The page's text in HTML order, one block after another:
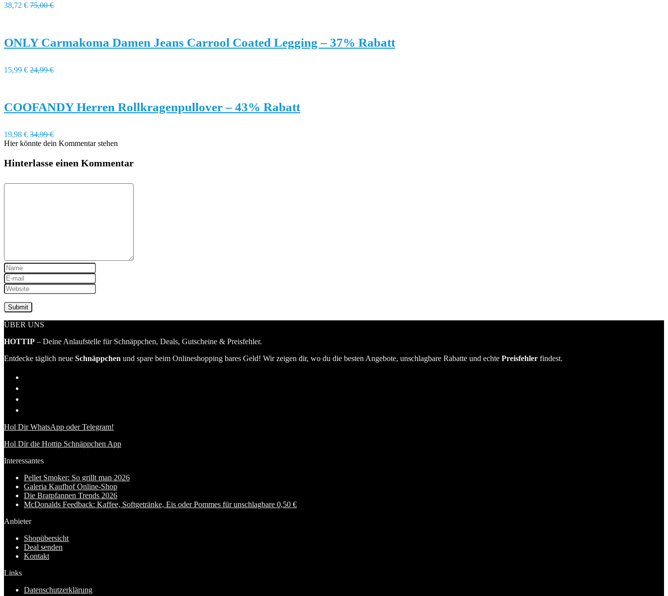
38,72 € 75,00 €
ONLY Carmakoma Damen Jeans Carrool Coated Legging – 37% Rabatt
15,99 € 24,99 €
COOFANDY Herren Rollkragenpullover – 43% Rabatt
19,98 € 34,99 €
Hier könnte dein Kommentar stehen
Hinterlasse einen Kommentar
ÜBER UNS
HOTTIP – Deine Anlaufstelle für Schnäppchen, Deals, Gutscheine & Preisfehler.
Entdecke täglich neue Schnäppchen und spare beim Onlineshopping bares Geld! Wir zeigen dir, wo du die besten Angebote, unschlagbare Rabatte und echte Preisfehler findest.
Hol Dir WhatsApp oder Telegram!
Hol Dir die Hottip Schnäppchen App
Interessantes
Pellet Smoker: So grillt man 2026
Galeria Kaufhof Online-Shop
Die Bratpfannen Trends 2026
McDonalds Feedback: Kaffee, Softgetränke, Eis oder Pommes für unschlagbare 0,50 €
Anbieter
Shopübersicht
Deal senden
Kontakt
Links
Datenschutzerklärung